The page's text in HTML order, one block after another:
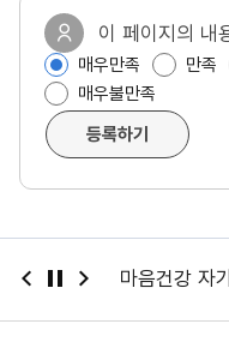
이 페이지의 내
매우만족 만족
매우불만족
등록하기
강 자가진단 정부